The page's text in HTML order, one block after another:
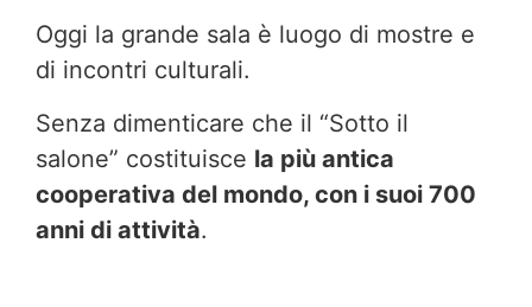
Oggi la grande sala è luogo di mostre e
di incontri culturali.
Senza dimenticare che il “Sotto il
salone” costituisce la più antica
cooperativa del mondo, con i suoi 700
anni di attività.